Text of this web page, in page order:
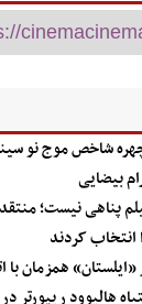
شاخص موج نو
بیضایی
پناهی نیست؛
«ایلستان» همزمان با
هالیوود ریپورتر